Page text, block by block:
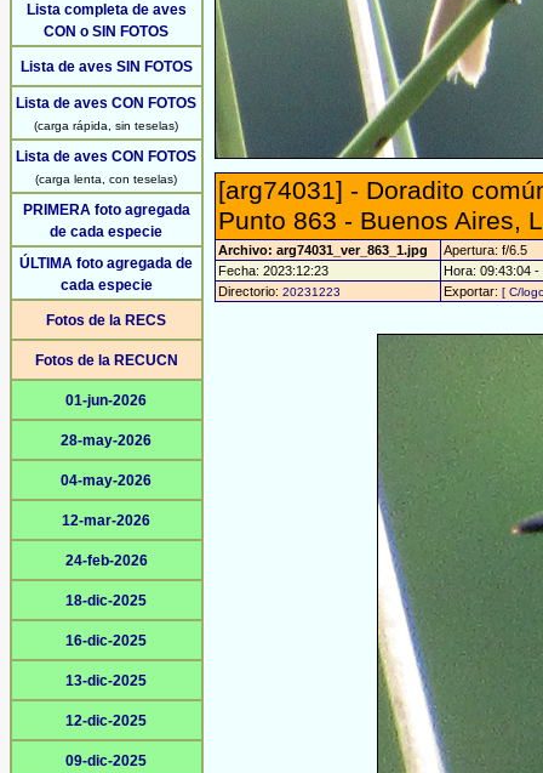
Lista completa de aves
CON o SIN FOTOS
Lista de aves SIN FOTOS
Lista de aves CON FOTOS
(carga rápida, sin teselas)
Lista de aves CON FOTOS
(carga lenta, con teselas)
PRIMERA foto agregada
de cada especie
ÚLTIMA foto agregada de
cada especie
Fotos de la RECS
Fotos de la RECUCN
01-jun-2026
28-may-2026
04-may-2026
12-mar-2026
24-feb-2026
18-dic-2025
16-dic-2025
13-dic-2025
12-dic-2025
09-dic-2025
[arg74031] - Doradito
Punto 863 - Buenos Aires,
Archivo: arg74031_ver_863_1.jpg
Apertura: f/6.5
Fecha: 2023:12:23
Hora: 09:43:04
Directorio: 20231223 Exportar: [ C/